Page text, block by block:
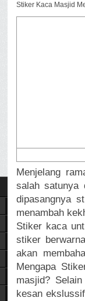
Stiker Kaca Masjid
Menjelang
salah satunya
dipasangnya
menambah
Stiker kaca
stiker
akan
Mengapa
masjid?
kesan